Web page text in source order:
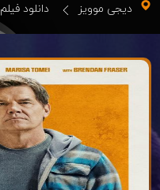
دیجی موویز دانلود فیلم